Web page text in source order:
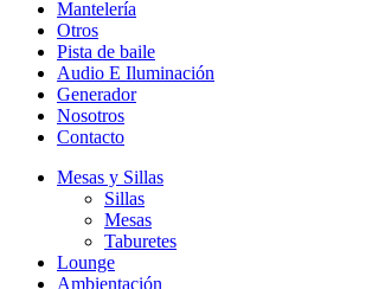
Mantelería
Otros
Pista de baile
Audio E Iluminación
Generador
Nosotros
Contacto
Mesas y Sillas
Sillas
Mesas
Taburetes
Lounge
Ambientación